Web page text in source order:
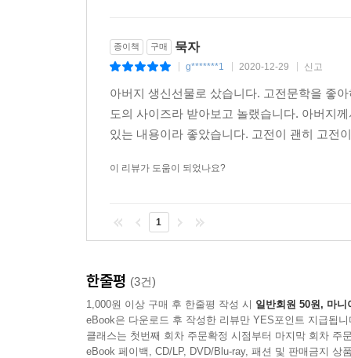
종이책 구매 묵자
g*******1 2020-12-29 신고
아버지 생신선물로 샀습니다. 고전문학을 좋
도의 사이즈라 받아보고 놀랬습니다. 아버지
있는 내용이라 좋았습니다. 고전이 괜히 고전
이 리뷰가 도움이 되었나요?
1
한줄평 (3건)
1,000원 이상 구매 후 한줄평 작성 시 일반회원 50원, 마니
eBook은 다운로드 후 작성한 리뷰만 YES포인트 지급됩니
클래스는 첫번째 회차 주문확정 시점부터 마지막 회차 주
eBook 페이백, CD/LP, DVD/Blu-ray, 패션 및 판매금지 상